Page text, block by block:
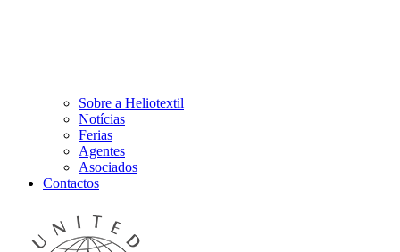
Sobre a Heliotextil
Notícias
Ferias
Agentes
Asociados
Contactos